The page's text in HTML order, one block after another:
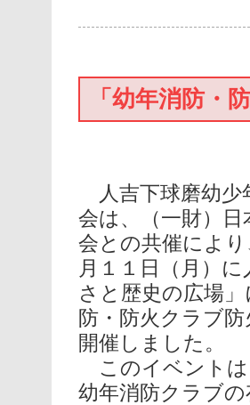
「幼年消防・
人吉下球磨幼少
会は、（一財）日
会との共催によ
月１１日（月）
さと歴史の広場
防・防火クラブ
開催しました。
このイベントは
幼年消防クラブ